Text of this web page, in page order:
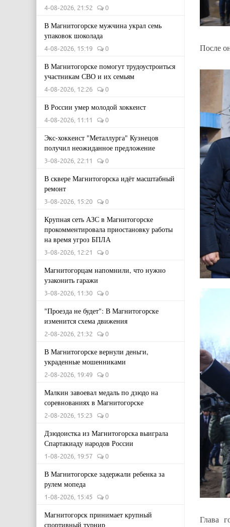
4-08-2026, 21:52 0
В Магнитогорске мужчина украл семь
упаковок шоколада
4-08-2026, 15:19 0
В Магнитогорске помогут трудоустроиться
участникам СВО и их семьям
4-08-2026, 12:26 0
В России умер молодой хоккеист
4-08-2026, 11:11 0
Экс-хоккеист "Металлурга" Кузнецов
получил неожиданное предложение
3-08-2026, 22:11 0
В сквере Магнитогорска идёт масштабный
ремонт
3-08-2026, 15:20 0
Крупная сеть АЗС в Магнитогорске
прокомментировала приостановку работы
на время угроз БПЛА
3-08-2026, 12:21 0
Магнитогорцам напомнили, что нужно
узаконить гаражи
3-08-2026, 11:30 0
"Проезда не будет": В Магнитогорске
изменится схема движения
2-08-2026, 21:32 0
В Магнитогорске вернули деньги,
украденные мошенниками
2-08-2026, 19:49 0
Малкин завоевал медаль по дзюдо на
соревнованиях в Магнитогорске
2-08-2026, 15:23 0
Дзюдоистка из Магнитогорска выиграла
Спартакиаду народов России
1-08-2026, 19:57 0
В Магнитогорске задержали ребенка за
рулем мопеда
1-08-2026, 15:45 0
Магнитогорск принимает крупный
спортивный турнир
После
Глава